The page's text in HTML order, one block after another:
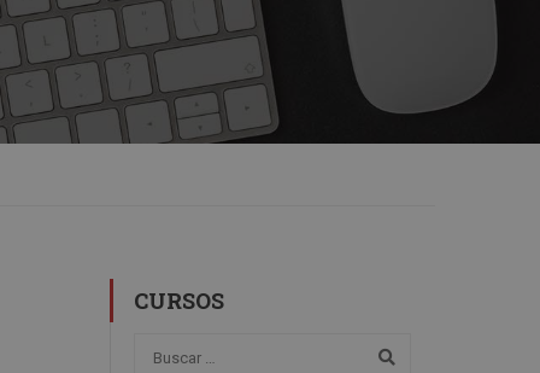
CURSOS